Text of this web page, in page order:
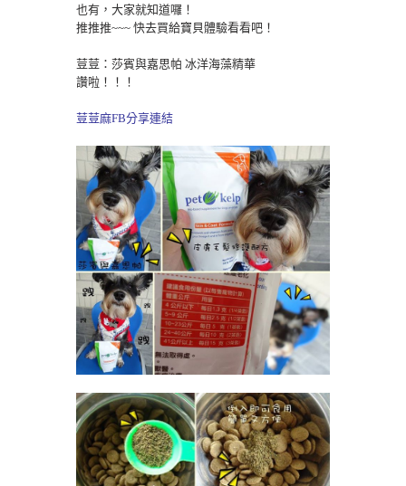
也有，大家就知道囉！
推推推~~~ 快去買給寶貝體驗看看吧！
荳荳：莎賓與嘉思帕 冰洋海藻精華
讚啦！！！
荳荳麻FB分享連結